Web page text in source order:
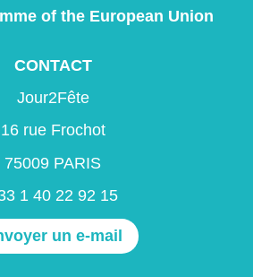
of the European Union
CONTACT
Jour2Fête
16 rue Frochot
75009 PARIS
1 40 22 92 15
un e-mail